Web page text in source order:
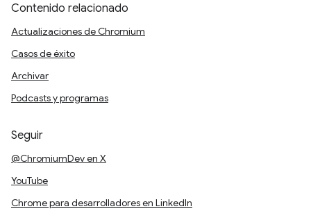
Contenido relacionado
Actualizaciones de Chromium
Casos de éxito
Archivar
Podcasts y programas
Seguir
@ChromiumDev en X
YouTube
Chrome para desarrolladores en LinkedIn